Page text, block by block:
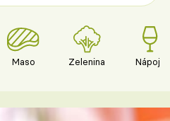
Maso Zelenina Nápoje